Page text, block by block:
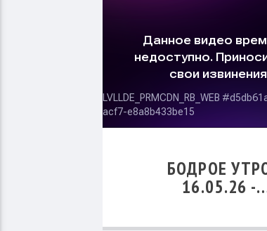
БОДРОЕ
16.05.26 -
ХРИСТОВО И